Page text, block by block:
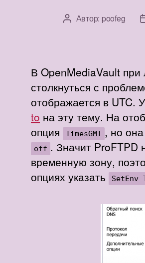
Автор
Автор: poofeg
В OpenMediaVault
столкнуться с
отображается в UTC.
to на эту тему. На
опция
TimesGMT , но
off . Значит ProFTPD
временную зону,
опциях указать
SetEnv